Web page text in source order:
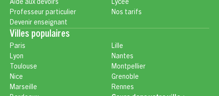
Aide aux devoirs
Professeur particulier
Devenir enseignant
Lycée
Nos tarifs
Villes populaires
Paris
Lyon
Toulouse
Nice
Marseille
Lille
Nantes
Montpellier
Grenoble
Rennes